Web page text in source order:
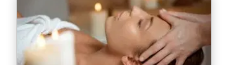
Elimination définitive des poils
Soins du visage et du corps haute technologie
Soins esthétiques
Bar à sourcils, bar à regard , bar à ongles, tanning
Certaines prestations ne sont pas réservables en
ligne uniquement par téléphone ou sur place.